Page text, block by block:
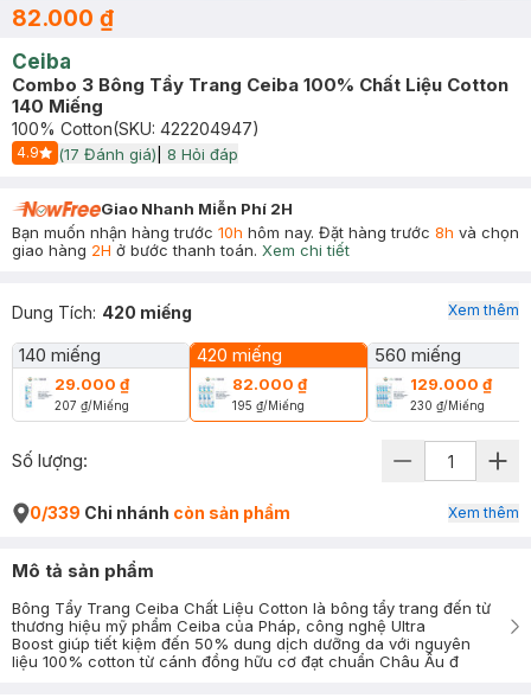
82.000 ₫
Ceiba
Combo 3 Bông Tẩy Trang Ceiba 100% Chất Liệu Cotton
140 Miếng
100% Cotton(SKU: 422204947)
4.9
Start Icon
(17 Đánh giá) 8 Hỏi đáp
Giao Nhanh Miễn Phí 2H
Bạn muốn nhận hàng trước 10h hôm nay. Đặt hàng trước 8h và chọn
giao hàng 2H ở bước thanh toán. Xem chi tiết
Dung Tích: 420 miếng
140 miếng
29.000 ₫
207 ₫/Miếng
420 miếng
82.000 ₫
195 ₫/Miếng
560 miếng
129.000 ₫
230 ₫/Miếng
Xem thêm
Số lượng:
0/339 Chi nhánh còn sản phẩm Xem thêm
Mô tả sản phẩm
Bông Tẩy Trang Ceiba Chất Liệu Cotton là bông tẩy trang đến từ
thương hiệu mỹ phẩm Ceiba của Pháp, công nghệ Ultra
Boost giúp tiết kiệm đến 50% dung dịch dưỡng da với nguyên
liệu 100% cotton từ cánh đồng hữu cơ đạt chuẩn Châu Âu đ